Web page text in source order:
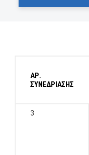
ΑΡ.
ΣΥΝΕΔΡΙΑΣΗΣ
3